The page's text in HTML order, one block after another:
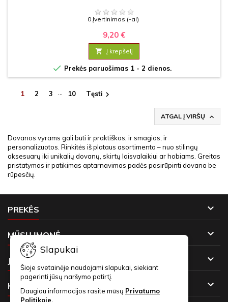
0 Įvertinimas (-ai)
9,20 €
 Į krepšelį
 Prekės paruošimas 1 - 2 dienos.
1 2 3 … 10 Tęsti 
ATGAL Į VIRŠŲ 
Dovanos vyrams gali būti ir praktiškos, ir smagios, ir
personalizuotos. Rinkitės iš plataus asortimento – nuo stilingų
aksesuarų iki unikalių dovanų, skirtų laisvalaikiui ar hobiams. Greitas
pristatymas ir patikimas aptarnavimas padės pasirūpinti dovana be
rūpesčių.
PREKĖS 
MŪSŲ ĮMONĖ 
JŪSŲ PASKYRA 
KONTAKTAI 
Slapukai
Šioje svetainėje naudojami slapukai, siekiant
pagerinti jūsų naršymo patirtį.
Daugiau informacijos rasite mūsų Privatumo
Politikoje.